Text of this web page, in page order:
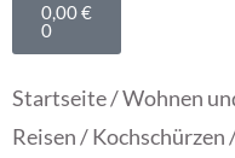
0,00€
0
Startseite/Wohnen
Reisen/Kochschürzen